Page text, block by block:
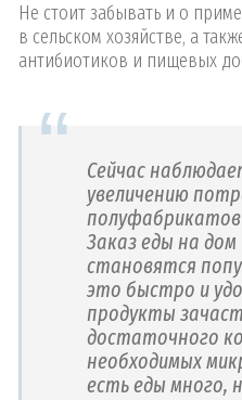
Не стоит забывать и о
в сельском хозяйстве, а
антибиотиков и пищевых
Сейчас
увеличению
Заказ еды на
становятся
это быстро и
продукты
достаточного
необходимых
есть еды много,